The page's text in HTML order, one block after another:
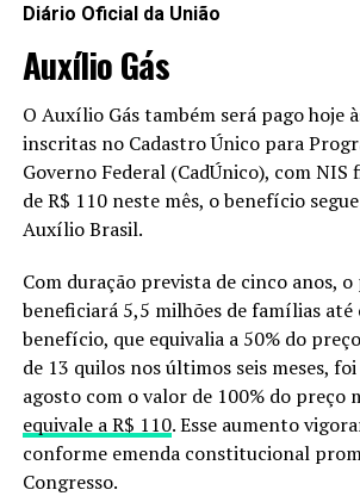
Diário Oficial da União
Auxílio Gás
O Auxílio Gás também será pago hoje
inscritas no Cadastro Único para
Governo Federal (CadÚnico), com NIS
de R$ 110 neste mês, o benefício
Auxílio Brasil.
Com duração prevista de cinco anos,
beneficiará 5,5 milhões de famílias até
benefício, que equivalia a 50% do
de 13 quilos nos últimos seis meses,
agosto com o valor de 100% do preço
equivale a R$ 110. Esse aumento
conforme emenda constitucional
Congresso.